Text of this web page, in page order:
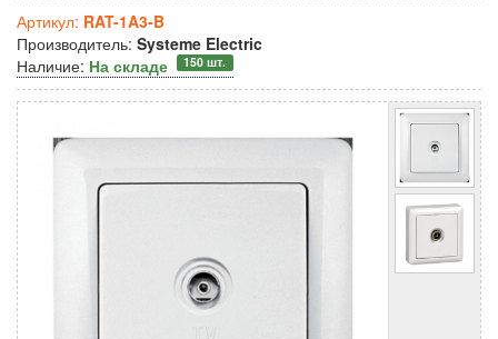
Артикул: RAT-1A3-B
Производитель: Systeme Electric
Наличие: На складе 150 шт.